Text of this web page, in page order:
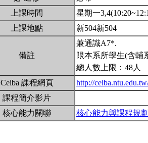
上課時間
星期一
上課地點
新504新504
備註
兼通識A7*.
限本系所學生(含輔
總人數上限：48人
Ceiba 課程網頁
http://
課程簡介影片
核心能力關聯
核心能力與課程規